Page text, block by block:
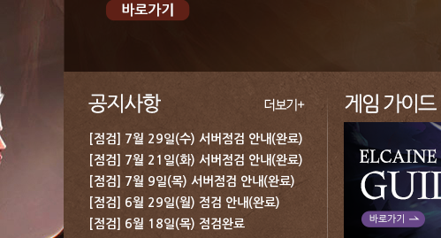
[점검] 7월 29일(수) 서버점검 안내(완료)
[점검] 7월 21일(화) 서버점검 안내(완료)
[점검] 7월 9일(목) 서버점검 안내(완료)
[점검] 6월 29일(월) 점검 안내(완료)
[점검] 6월 18일(목) 점검완료